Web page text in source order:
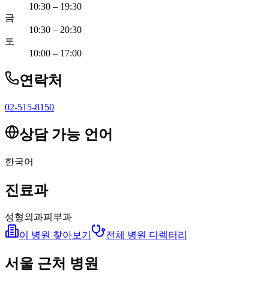
10:30 – 19:30
금
10:30 – 20:30
토
10:00 – 17:00
연락처
02-515-8150
상담 가능 언어
한국어
진료과
성형외과피부과
이 병원 찾아보기
전체 병원 디렉터리
서울 근처 병원